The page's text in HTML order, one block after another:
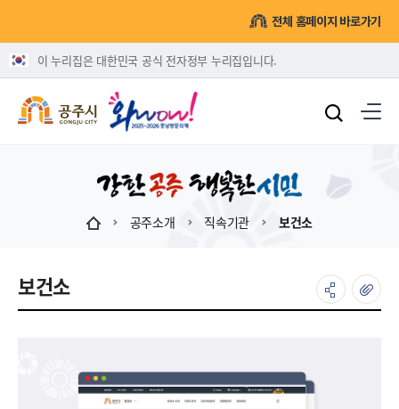
전체 홈페이지 바로가기
이 누리집은 대한민국 공식 전자정부 누리집입니다.
공주소개 직속기관 보건소
보건소